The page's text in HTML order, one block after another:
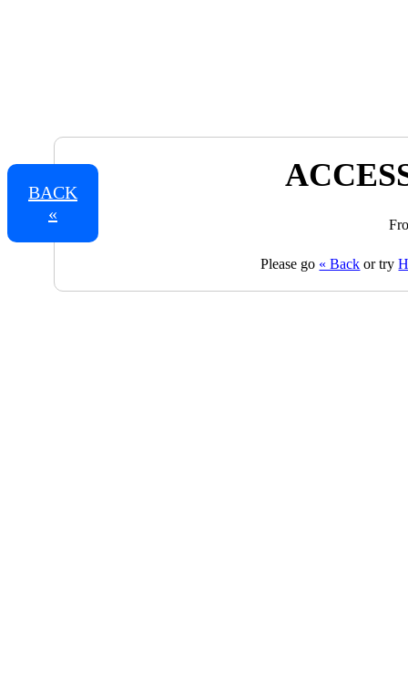
BACK
«
Please go « Back or try